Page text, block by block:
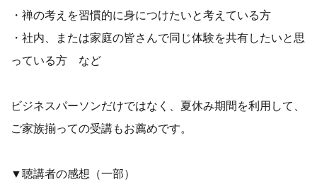
・禅の考えを習慣的に身につけたいと考えている方
・社内、または家庭の皆さんで同じ体験を共有したいと思
っている方 など
ビジネスパーソンだけではなく、夏休み期間を利用して、
ご家族揃っての受講もお薦めです。
▼聴講者の感想（一部）